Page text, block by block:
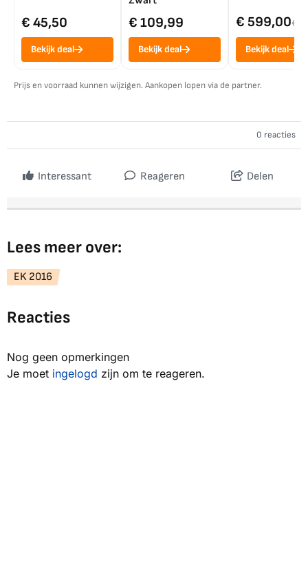
€ 45,50
Bekijk deal
€ 109,99
Bekijk deal
€ 599,00€
Bekijk deal
Prijs en voorraad kunnen wijzigen. Aankopen lopen via de partner.
0 reacties
Interessant Reageren Delen
Lees meer over:
EK 2016
Reacties
Nog geen opmerkingen
Je moet ingelogd zijn om te reageren.